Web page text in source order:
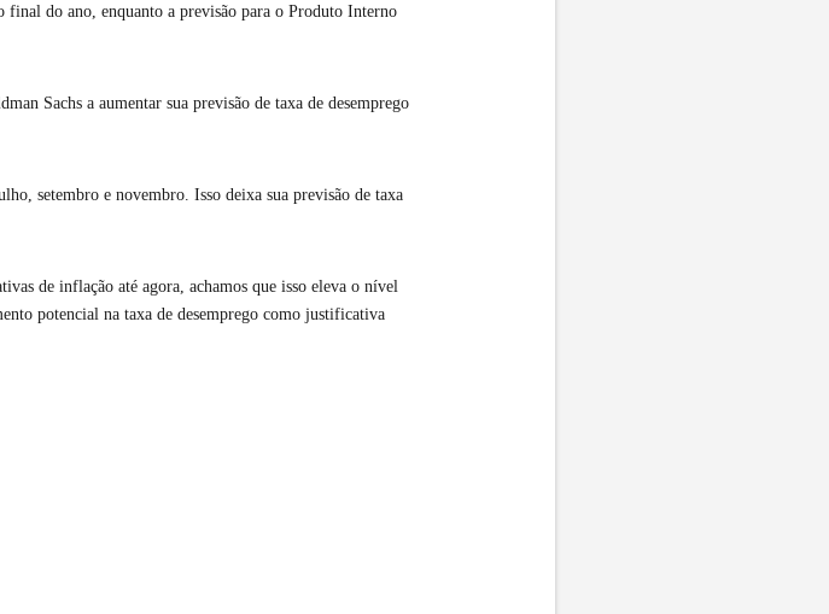
do ano, enquanto a previsão para o Produto Interno
Sachs a aumentar sua previsão de taxa de desemprego
setembro e novembro. Isso deixa sua previsão de taxa
de inflação até agora, achamos que isso eleva o nível
potencial na taxa de desemprego como justificativa